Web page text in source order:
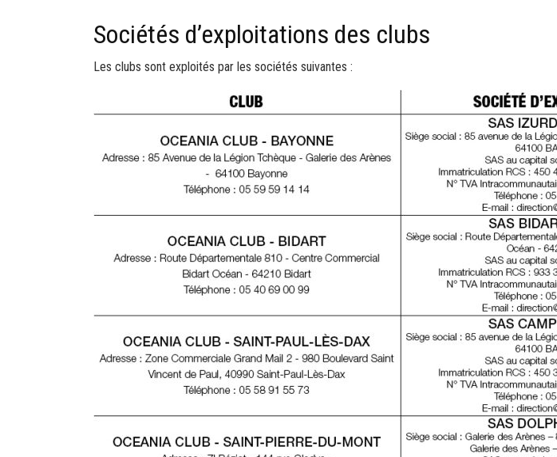
Sociétés d’exploitations des clubs
Les clubs sont exploités par les sociétés suivantes :